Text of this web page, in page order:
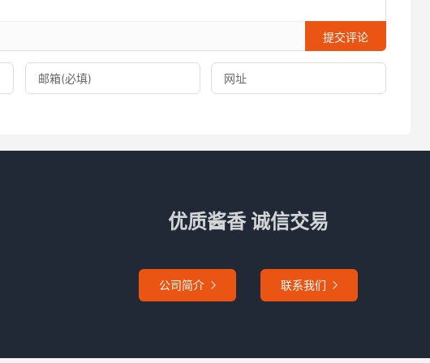
提交评论
优质酱香 诚信交易
公司简介  联系我们 